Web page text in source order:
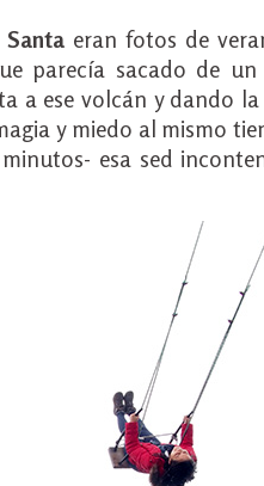
eran fotos de
parecía sacado de un
a ese volcán y dando
y miedo al mismo
esa sed